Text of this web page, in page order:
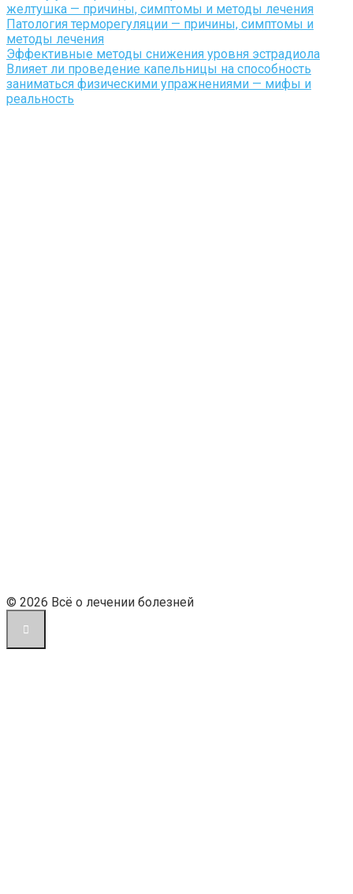
желтушка — причины, симптомы и методы лечения
Патология терморегуляции — причины, симптомы и
методы лечения
Эффективные методы снижения уровня эстрадиола
Влияет ли проведение капельницы на способность
заниматься физическими упражнениями — мифы и
реальность
© 2026 Всё о лечении болезней